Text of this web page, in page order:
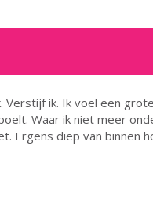
Verstijf ik. Ik voel een grote
Waar ik niet meer
Ergens diep van binnen